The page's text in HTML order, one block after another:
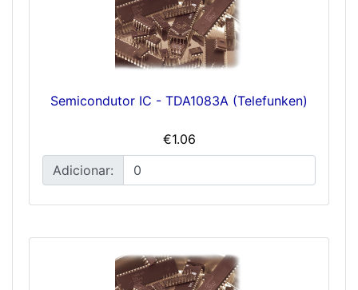
Semicondutor IC - TDA1083A (Telefunken)
€1.06
Adicionar: